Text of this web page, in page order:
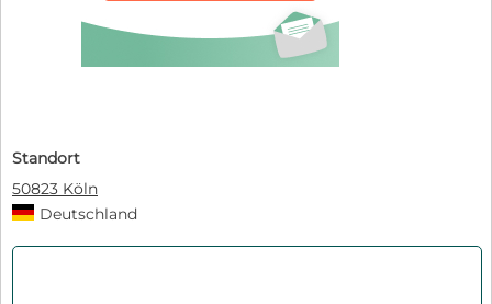
Standort
50823 Köln
Deutschland